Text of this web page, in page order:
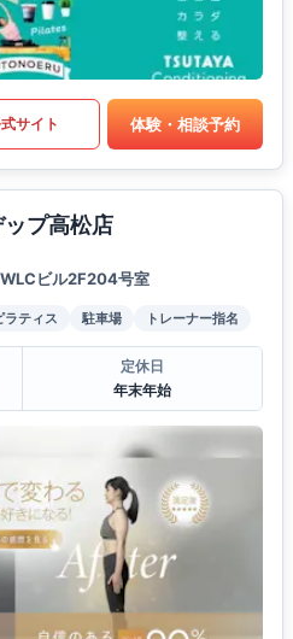
サイト 体験・相談予約
プ高松店
ビル2F204号室
ラティス 駐車場 トレーナー指名
定休日
年末年始